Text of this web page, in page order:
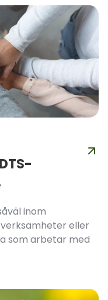
inom
eller
som arbetar med